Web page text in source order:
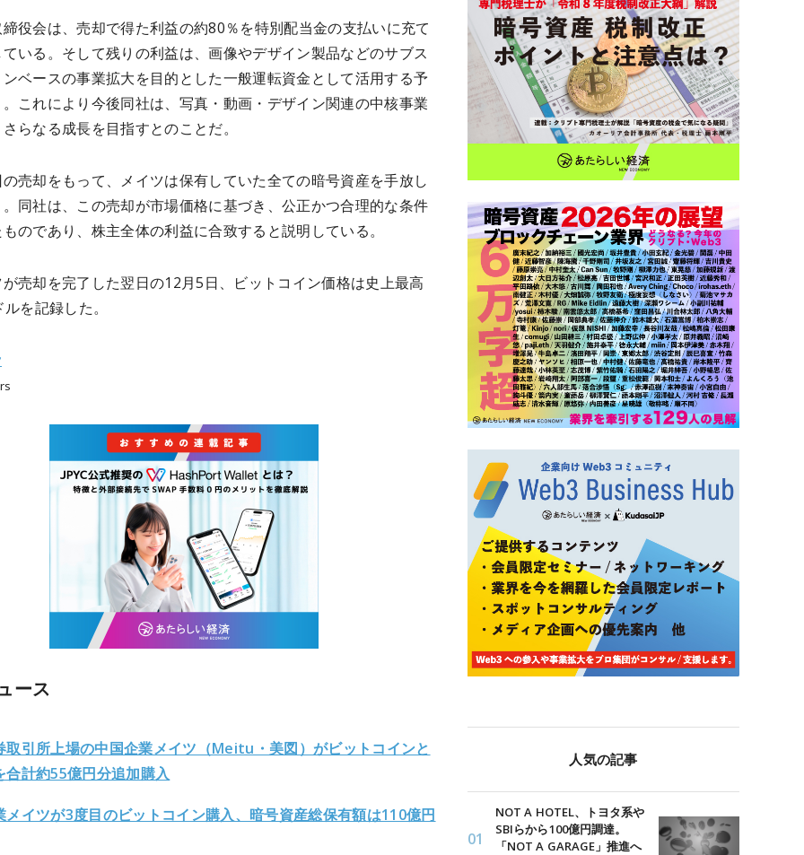
役会は、売却で得た利益の約80％を特別配当金の支払いに充て
いる。そして残りの利益は、画像やデザイン製品などのサブス
ベースの事業拡大を目的とした一般運転資金として活用する予
これにより今後同社は、写真・動画・デザイン関連の中核事業
らなる成長を目指すとのことだ。
売却をもって、メイツは保有していた全ての暗号資産を手放し
同社は、この売却が市場価格に基づき、公正かつ合理的な条件
のであり、株主全体の利益に合致すると説明している。
売却を完了した翌日の12月5日、ビットコイン価格は史上最高
を記録した。
ース
取引所上場の中国企業メイツ（Meitu・美図）がビットコインと
合計約55億円分追加購入
メイツが3度目のビットコイン購入、暗号資産総保有額は110億円
人気の記事
NOT A HOTEL、トヨタ系や
SBIらから100億円調達。
「NOT A GARAGE」推進へ